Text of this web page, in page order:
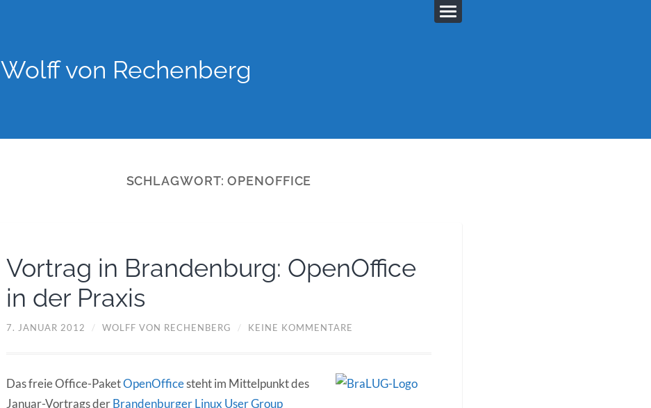
Wolff von Rechenberg
SCHLAGWORT:OPENOFFICE
Vortrag in Brandenburg: OpenOffice
in der Praxis
7. JANUAR 2012 / WOLFF VON RECHENBERG / KEINE KOMMENTARE
Das freie Office-PaketOpenOfficesteht im Mittelpunkt des
Januar-Vortrags derBrandenburger Linux User Group